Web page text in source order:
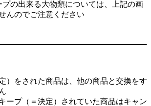
の出来る大物類については、上記の画
んのでご注意ください
）をされた商品は、他の商品と交換をす
ープ（＝決定）されていた商品はキャン